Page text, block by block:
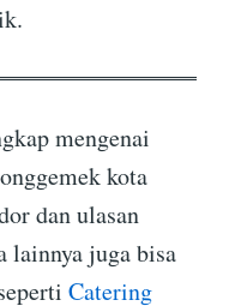
mengenai
kota
dan ulasan
lainnya juga bisa
Catering